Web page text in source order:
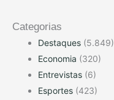
Categorias
Destaques (5.849)
Economia (320)
Entrevistas (6)
Esportes (423)